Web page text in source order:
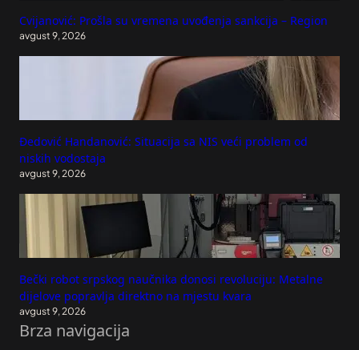
Cvijanović: Prošla su vremena uvođenja sankcija – Region
avgust 9, 2026
Đedović Handanović: Situacija sa NIS veći problem od
niskih vodostaja
avgust 9, 2026
Bečki robot srpskog naučnika donosi revoluciju: Metalne
dijelove popravlja direktno na mjestu kvara
avgust 9, 2026
Brza navigacija